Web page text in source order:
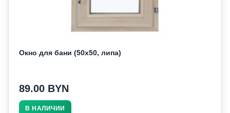
Окно для бани (50х50, липа)
89.00 BYN
В НАЛИЧИИ